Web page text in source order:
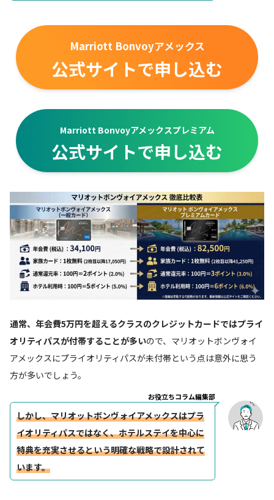
Marriott Bonvoyアメックス
公式サイトで申し込む
Marriott Bonvoyアメックスプレミアム
公式サイトで申し込む
通常、年会費5万円を超えるクラスのクレジットカードではプライ
オリティパスが付帯することが多いので、マリオットボンヴォイ
アメックスにプライオリティパスが未付帯という点は意外に思う
方が多いでしょう。
お役立ちコラム編集部
しかし、マリオットボンヴォイアメックスはプラ
イオリティパスではなく、ホテルステイを中心に
特典を充実させるという明確な戦略で設計されて
います。